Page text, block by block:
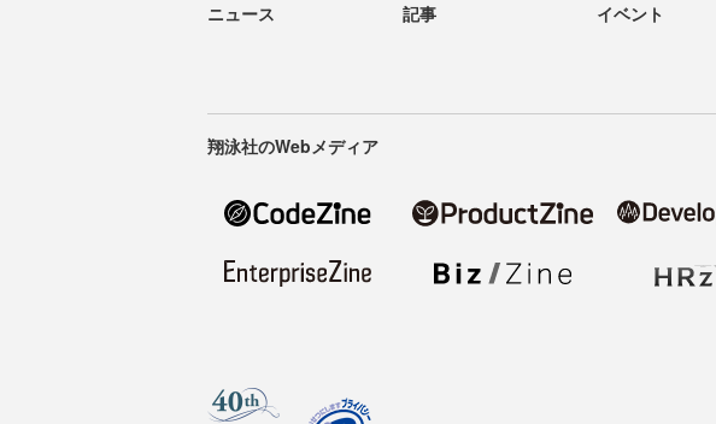
ニュース 記事 イベント
翔泳社のWebメディア